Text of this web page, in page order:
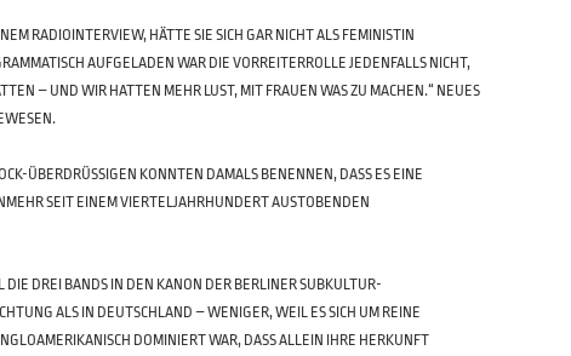
RADIOINTERVIEW, HÄTTE SIE SICH GAR NICHT ALS FEMINISTIN
AUFGELADEN WAR DIE VORREITERROLLE JEDENFALLS NICHT,
– UND WIR HATTEN MEHR LUST, MIT FRAUEN WAS ZU MACHEN.“ NEUES
ÜBERDRÜSSIGEN KONNTEN DAMALS BENENNEN, DASS ES EINE
SEIT EINEM VIERTELJAHRHUNDERT AUSTOBENDEN
DREI BANDS IN DEN KANON DER BERLINER SUBKULTUR-
ALS IN DEUTSCHLAND – WENIGER, WEIL ES SICH UM REINE
DOMINIERT WAR, DASS ALLEIN IHRE HERKUNFT